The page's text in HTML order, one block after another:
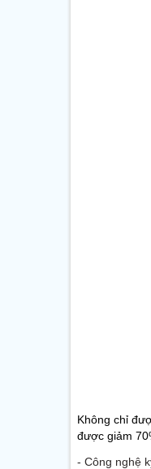
Không chỉ
được giảm
- Công nghệ